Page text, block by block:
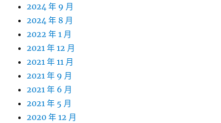
2024 年 9 月
2024 年 8 月
2022 年 1 月
2021 年 12 月
2021 年 11 月
2021 年 9 月
2021 年 6 月
2021 年 5 月
2020 年 12 月